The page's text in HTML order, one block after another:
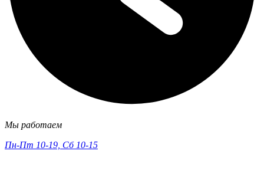
Мы работаем
Пн-Пт 10-19, Сб 10-15